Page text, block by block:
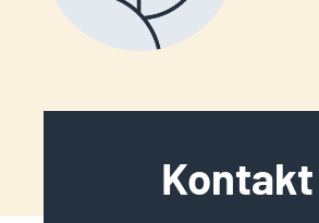
Kontakt